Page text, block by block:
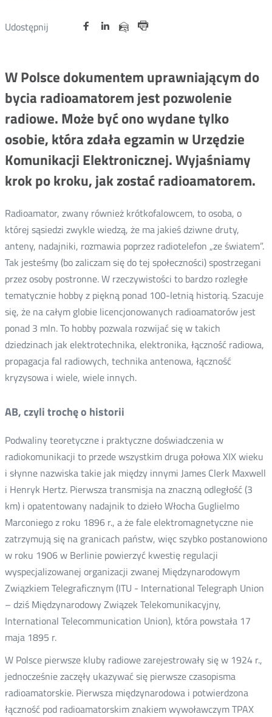
Udostępnij
Udostępnij
Twitter
Otwórz
Udostępnij
Facebook
OtwórzUdostępnij
Linkedin
OtwórzUdostępnij
mail
W Polsce dokumentem uprawniającym do
bycia radioamatorem jest pozwolenie
radiowe. Może być ono wydane tylko
osobie, która zdała egzamin w Urzędzie
Komunikacji Elektronicznej. Wyjaśniamy
krok po kroku, jak zostać radioamatorem.
Radioamator, zwany również krótkofalowcem, to osoba, o
której sąsiedzi zwykle wiedzą, że ma jakieś dziwne druty,
anteny, nadajniki, rozmawia poprzez radiotelefon „ze światem”.
Tak jesteśmy (bo zaliczam się do tej społeczności) spostrzegani
przez osoby postronne. W rzeczywistości to bardzo rozległe
tematycznie hobby z piękną ponad 100-letnią historią. Szacuje
się, że na całym globie licencjonowanych radioamatorów jest
ponad 3 mln. To hobby pozwala rozwijać się w takich
dziedzinach jak elektrotechnika, elektronika, łączność radiowa,
propagacja fal radiowych, technika antenowa, łączność
kryzysowa i wiele, wiele innych.
AB, czyli trochę o historii
Podwaliny teoretyczne i praktyczne doświadczenia w
radiokomunikacji to przede wszystkim druga połowa XIX wieku
i słynne nazwiska takie jak między innymi James Clerk Maxwell
i Henryk Hertz. Pierwsza transmisja na znaczną odległość (3
km) i opatentowany nadajnik to dzieło Włocha Guglielmo
Marconiego z roku 1896 r., a że fale elektromagnetyczne nie
zatrzymują się na granicach państw, więc szybko postanowiono
w roku 1906 w Berlinie powierzyć kwestię regulacji
wyspecjalizowanej organizacji zwanej Międzynarodowym
Związkiem Telegraficznym (ITU - International Telegraph Union
– dziś Międzynarodowy Związek Telekomunikacyjny,
International Telecommunication Union), która powstała 17
maja 1895 r.
W Polsce pierwsze kluby radiowe zarejestrowały się w 1924 r.,
jednocześnie zaczęły ukazywać się pierwsze czasopisma
radioamatorskie. Pierwsza międzynarodowa i potwierdzona
łączność pod radioamatorskim znakiem wywoławczym TPAX